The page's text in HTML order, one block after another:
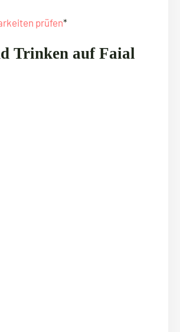
prüfen*
Trinken auf Faial